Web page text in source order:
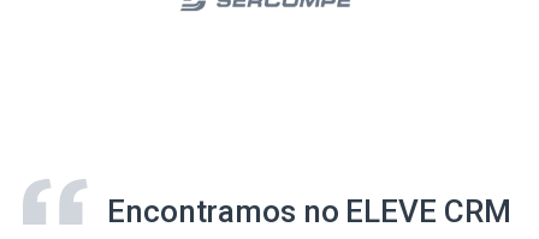
Encontramos no ELEVE CRM